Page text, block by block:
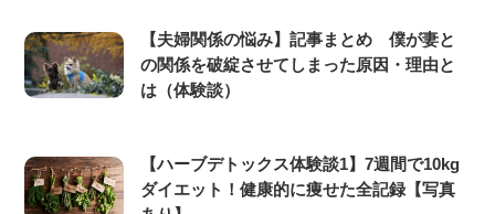
【夫婦関係の悩み】記事まとめ 僕が妻と
の関係を破綻させてしまった原因・理由と
は（体験談）
【ハーブデトックス体験談1】7週間で10kg
ダイエット！健康的に痩せた全記録【写真